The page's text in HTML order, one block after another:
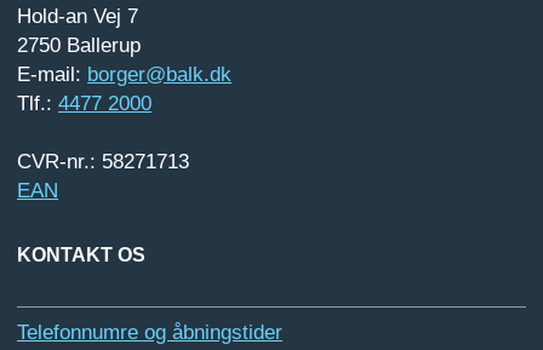
Hold-an Vej 7
2750 Ballerup
E-mail: borger@balk.dk
Tlf.: 4477 2000
CVR-nr.: 58271713
EAN
KONTAKT OS
Telefonnumre og åbningstider